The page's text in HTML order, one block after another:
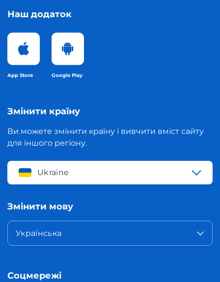
Наш додаток
App Store Google Play
Змінити країну
Ви можете змінити країну і вивчити вміст сайту
для іншого регіону.
Ukraine
Змінити мову
Українська
Соцмережі